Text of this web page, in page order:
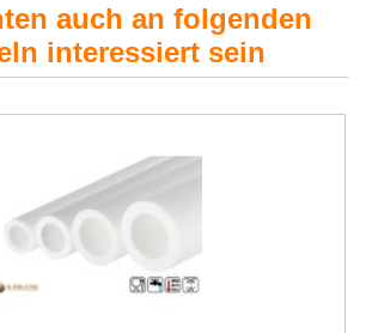
auch an folgenden
interessiert sein